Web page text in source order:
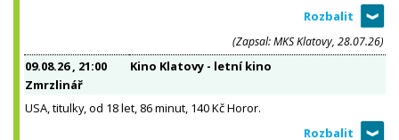
(Zapsal: MKS Klatovy, 28.07.26)
09.08.26, 21:00
Kino Klatovy - letní kino
Zmrzlinář
USA, titulky, od 18 let, 86 minut, 140 Kč Horor.